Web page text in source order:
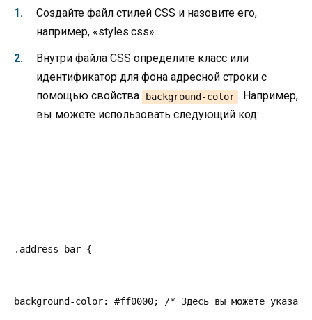
Создайте файл стилей CSS и назовите его,
например, «styles.css».
Внутри файла CSS определите класс или
идентификатор для фона адресной строки с
помощью свойства
background-color . Например,
вы можете использовать следующий код:
.address-bar {
background-color: #ff0000; /* Здесь вы можете указать